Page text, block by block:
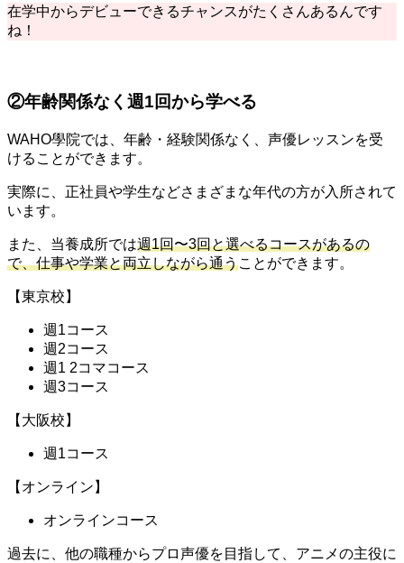
在学中からデビューできるチャンスがたくさんあるんです
ね！
②年齢関係なく週1回から学べる
WAHO學院では、 年齢・経験関係なく
、声優レッスンを受
けることができます。
実際に、正社員や学生などさまざまな年代の方が入所されて
います。
また、当養成所では週1回〜3回と選べるコースがあるの
で、仕事や学業と両立しながら通うことができます。
【東京校】
週1コース
週2コース
週1 2コマコース
週3コース
【大阪校】
週1コース
【オンライン】
オンラインコース
過去に、 他の職種からプロ声優を目指して、アニメの主役に